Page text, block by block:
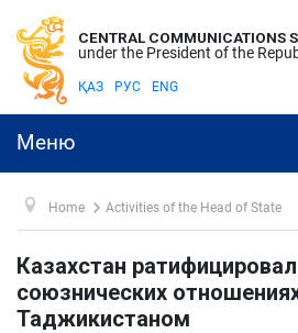
CENTRAL COMMUNICATIONS
under the President of the
ҚАЗ РУС ENG
Меню
Home Activities of the Head of State
Казахстан
союзнических
Таджикистаном